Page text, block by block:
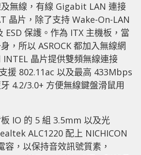
無線，有線 Gigabit LAN 連接
晶片，除了支持 Wake-On-LAN
ESD 保護。作為 ITX 主機板，當
，所以 ASROCK 都加入無線網
晶片提供雙頻無線連接
援 802.11ac 以及最高 433Mbps
4.2/3.0+ 方便無線鍵盤滑鼠用
IO 的 5 組 3.5mm 以及光
ALC1220 配上 NICHICON
容，以保持音效訊號質素，